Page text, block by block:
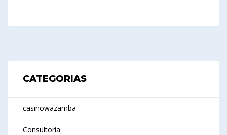
CATEGORIAS
casinowazamba
Consultoria